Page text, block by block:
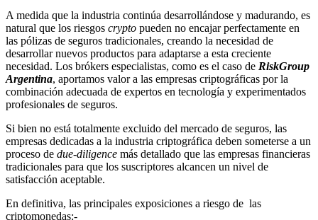
A medida que la industria continúa desarrollándose y madurando, es
natural que los riesgos crypto pueden no encajar perfectamente en
las pólizas de seguros tradicionales, creando la necesidad de
desarrollar nuevos productos para adaptarse a esta creciente
necesidad. Los brókers especialistas, como es el caso de RiskGroup
Argentina, aportamos valor a las empresas criptográficas por la
combinación adecuada de expertos en tecnología y experimentados
profesionales de seguros.
Si bien no está totalmente excluido del mercado de seguros, las
empresas dedicadas a la industria criptográfica deben someterse a un
proceso de due-diligence más detallado que las empresas financieras
tradicionales para que los suscriptores alcancen un nivel de
satisfacción aceptable.
En definitiva, las principales exposiciones a riesgo de las
criptomonedas:-